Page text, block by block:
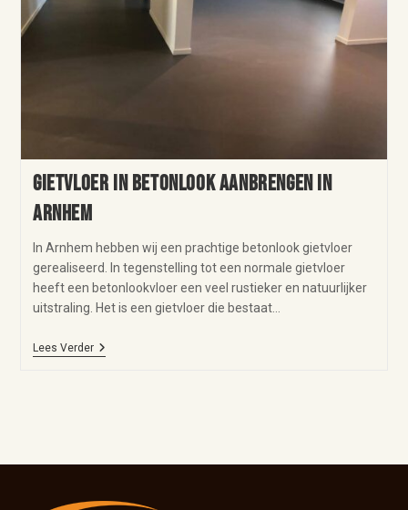
Gietvloer in betonlook aanbrengen in
Arnhem
In Arnhem hebben wij een prachtige betonlook gietvloer
gerealiseerd. In tegenstelling tot een normale gietvloer
heeft een betonlookvloer een veel rustieker en natuurlijker
uitstraling. Het is een gietvloer die bestaat…
Lees Verder